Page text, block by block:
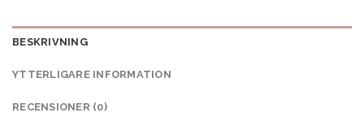
BESKRIVNING
YTTERLIGARE INFORMATION
RECENSIONER (0)